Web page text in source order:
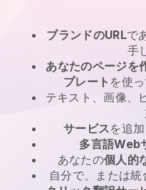
ブランドのURLで
手
あなたのページを
プレート を使
テキスト、画像、
サービスを追
多言語Web
あなたの個人的
自分で、または